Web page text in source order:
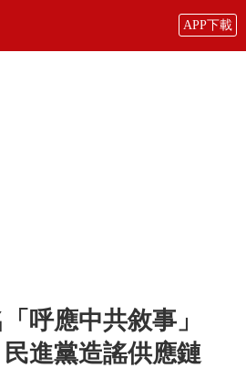
APP下載
呼應中共敘事」
進黨造謠供應鏈